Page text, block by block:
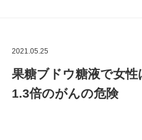
2021.05.25
果糖ブドウ糖液で女性
1.3倍のがんの危険